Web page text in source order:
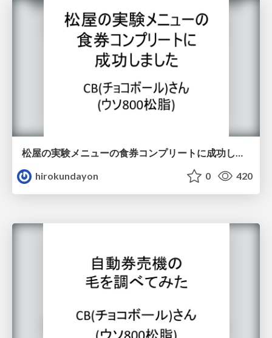
松屋の実験メニューの食券コンプリートに成功しました
hirokundayon
0 420